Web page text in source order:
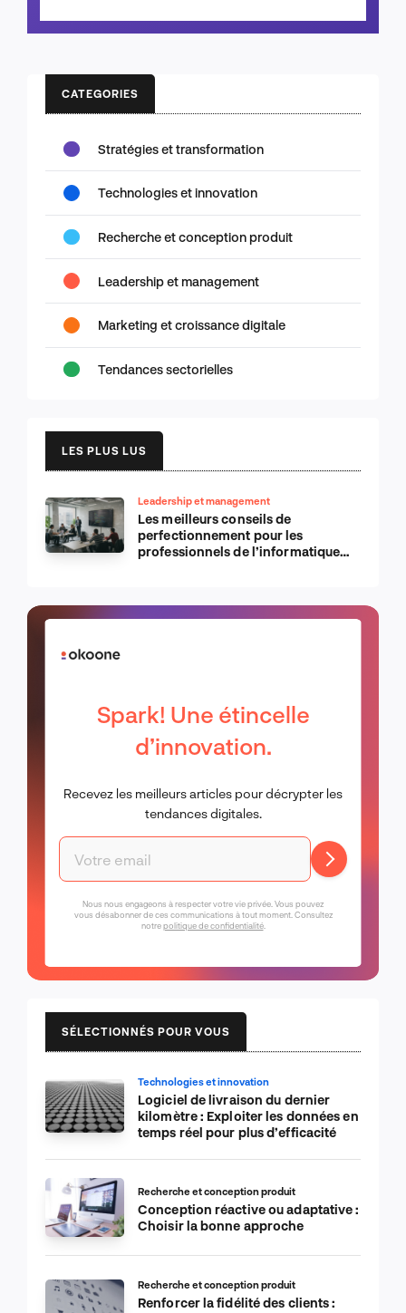
CATEGORIES
Stratégies et transformation
Technologies et innovation
Recherche et conception produit
Leadership et management
Marketing et croissance digitale
Tendances sectorielles
LES PLUS LUS
Leadership et management
Les meilleurs conseils de
perfectionnement pour les
professionnels de l’informatique
Spark! Une étincelle
d’innovation.
Recevez les meilleurs articles pour décrypter les
tendances digitales.
Nous nous engageons à respecter votre vie privée. Vous pouvez
vous désabonner de ces communications à tout moment. Consultez
notrepolitique de confidentialité.
SÉLECTIONNÉS POUR VOUS
Technologies et innovation
Logiciel de livraison du dernier
kilomètre : Exploiter les données en
temps réel pour plus d’efficacité
Recherche et conception produit
Conception réactive ou adaptative :
Choisir la bonne approche
Recherche et conception produit
Renforcer la fidélité des clients :